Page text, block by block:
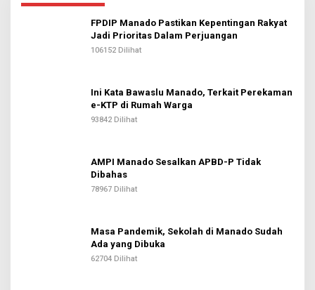
FPDIP Manado Pastikan Kepentingan Rakyat
Jadi Prioritas Dalam Perjuangan
106152 Dilihat
Ini Kata Bawaslu Manado, Terkait Perekaman
e-KTP di Rumah Warga
93842 Dilihat
AMPI Manado Sesalkan APBD-P Tidak
Dibahas
78967 Dilihat
Masa Pandemik, Sekolah di Manado Sudah
Ada yang Dibuka
62704 Dilihat